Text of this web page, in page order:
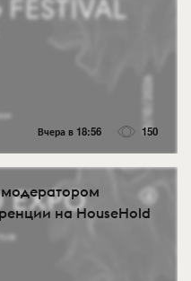
Вчера в 18:56 150
модератором
на HouseHold